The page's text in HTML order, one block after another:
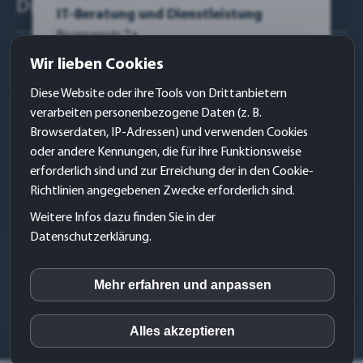
Dienstleistungen:
Grafik- & Logo – Design
KommunikationsDesign
Kundengewinnung
Sitemap
© 2018-2024 by KITTL4web | Inh. Udo B. S. KITTL
Impressum|AGB| Datenschutz|
Wir lieben Cookies
Diese Website oder ihre Tools von Drittanbietern
verarbeiten personenbezogene Daten (z. B.
Browserdaten, IP-Adressen) und verwenden Cookies
oder andere Kennungen, die für ihre Funktionsweise
erforderlich sind und zur Erreichung der in den Cookie-
Richtlinien angegebenen Zwecke erforderlich sind.
Weitere Infos dazu finden Sie in der
Datenschutzerklärung.
inCMS
Matomo (Piwik)
Mehr erfahren und anpassen
Alles akzeptieren
IT-Beratung und Dienstleistung
Brunnenstr.7a
76275 Ettlingen
Kontakt
Telefon:+49 7243-769780
Telefax: +49 7243-3507814
E-Mail:service@uras.de
Web:www.uras.de
Impressum:
Link:https://www.uras.de/impressum/